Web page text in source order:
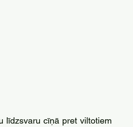
līdzsvaru cīņā pret viltotiem